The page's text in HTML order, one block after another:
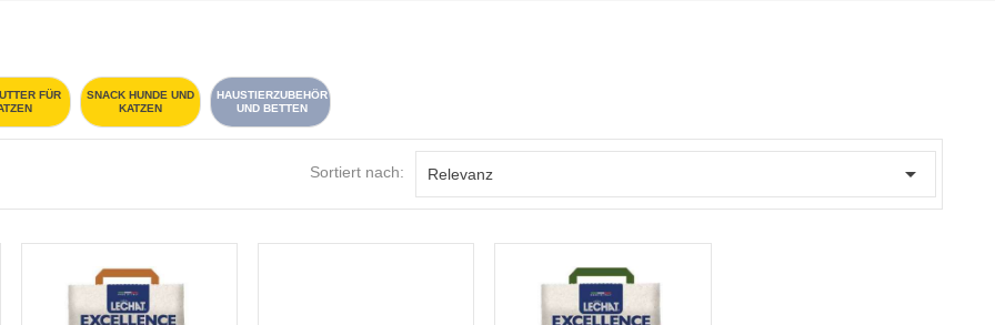
FÜR
SNACK HUNDE UND
KATZEN
HAUSTIERZUBEHÖR
UND BETTEN
Sortiert nach: Relevanz 